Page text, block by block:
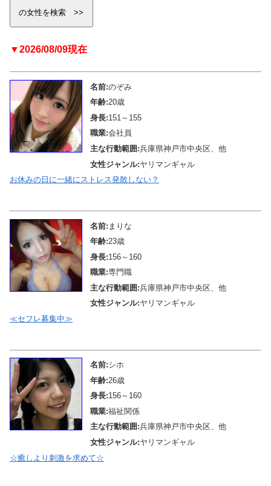
▼2026/08/09現在
名前:のぞみ
年齢:20歳
身長:151～155
職業:会社員
主な行動範囲:兵庫県神戸市中央区、他
女性ジャンル:ヤリマンギャル
お休みの日に一緒にストレス発散しない？
名前: まりな
年齢:23歳
身長:156～160
職業:専門職
主な行動範囲:兵庫県神戸市中央区、他
女性ジャンル:ヤリマンギャル
≪セフレ募集中≫
名前:シホ
年齢:26歳
身長:156～160
職業:福祉関係
主な行動範囲:兵庫県神戸市中央区、他
女性ジャンル:ヤリマンギャル
☆癒しより刺激を求めて☆